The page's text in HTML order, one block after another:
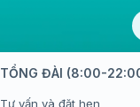
TỔNG ĐÀI (8:00-
Tư vấn và đặt hẹn